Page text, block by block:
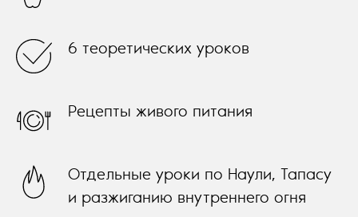
6 теоретических уроков
Рецепты живого питания
Отдельные уроки по Наули, Тапасу
и разжиганию внутреннего огня